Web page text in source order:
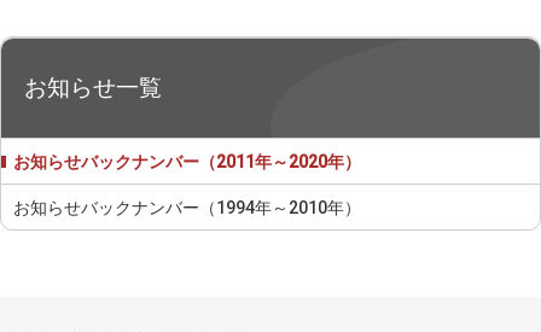
お知らせ一覧
お知らせバックナンバー（2011年～2020年）
お知らせバックナンバー（1994年～2010年）